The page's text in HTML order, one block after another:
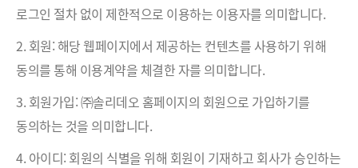
로그인 절차 없이 제한적으로 이용하는 이용자를 의미합니다.
2. 회원: 해당 웹페이지에서 제공하는 컨텐츠를 사용하기 위해
동의를 통해 이용계약을 체결한 자를 의미합니다.
3. 회원가입: ㈜솔리데오 홈페이지의 회원으로 가입하기를
동의하는 것을 의미합니다.
4. 아이디: 회원의 식별을 위해 회원이 기재하고 회사가 승인하는